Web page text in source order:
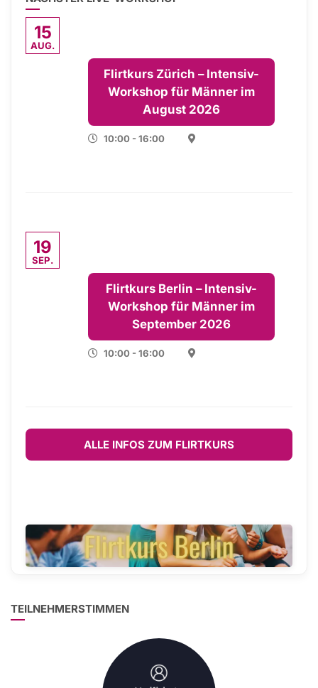
15
AUG.
Flirtkurs Zürich – Intensiv-
Workshop für Männer im
August 2026
10:00 - 16:00
19
SEP.
Flirtkurs Berlin – Intensiv-
Workshop für Männer im
September 2026
10:00 - 16:00
ALLE INFOS ZUM FLIRTKURS
TEILNEHMERSTIMMEN